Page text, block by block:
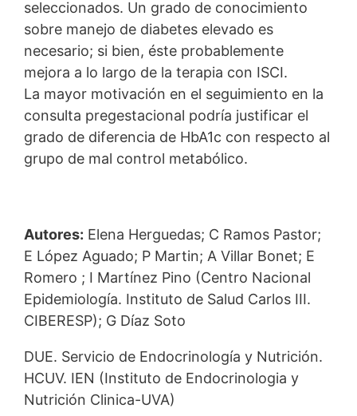
seleccionados. Un grado de conocimiento
sobre manejo de diabetes elevado es
necesario; si bien, éste probablemente
mejora a lo largo de la terapia con ISCI.
La mayor motivación en el seguimiento en la
consulta pregestacional podría justificar el
grado de diferencia de HbA1c con respecto al
grupo de mal control metabólico.
Autores: Elena Herguedas; C Ramos Pastor;
E López Aguado; P Martin; A Villar Bonet; E
Romero ; I Martínez Pino (Centro Nacional
Epidemiología. Instituto de Salud Carlos III.
CIBERESP); G Díaz Soto
DUE. Servicio de Endocrinología y Nutrición.
HCUV. IEN (Instituto de Endocrinologia y
Nutrición Clinica-UVA)